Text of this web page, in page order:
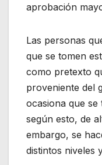
aprobación
Las personas
que se tomen
como pretexto
proveniente del
ocasiona que se
según esto, de
embargo, se
distintos niveles